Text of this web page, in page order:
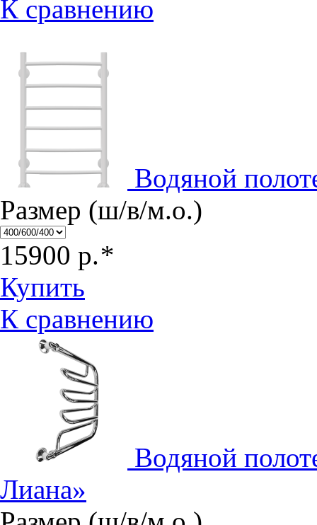
К сравнению
Водяной
Размер (ш/в/м.о.)
15900 р.*
Купить
К сравнению
Водяной
Лиана»